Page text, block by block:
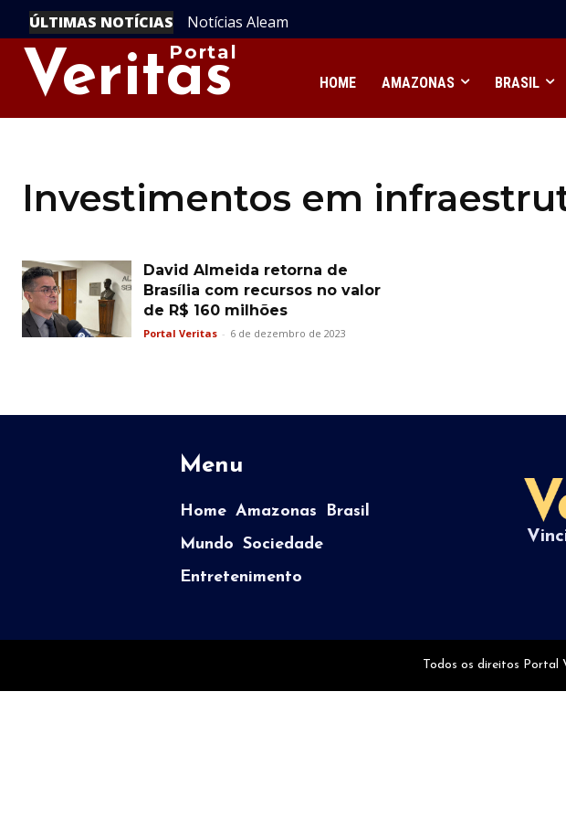
ÚLTIMAS NOTÍCIAS Notícias Aleam
Veritas
Portal
HOME AMAZONAS BRASIL
Investimentos em
David Almeida retorna de
Brasília com recursos no valor
de R$ 160 milhões
Portal Veritas - 6 de dezembro de 2023
Menu
Home Amazonas
Brasil
Mundo Sociedade
Entretenimento
Todos os direitos Portal